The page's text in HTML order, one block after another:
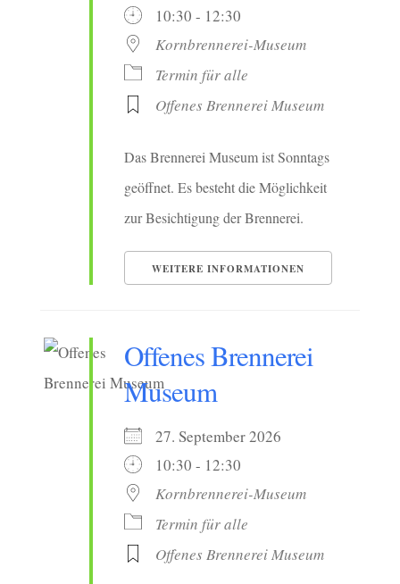
10:30 - 12:30
Kornbrennerei-Museum
Termin für alle
Offenes Brennerei Museum
Das Brennerei Museum ist Sonntags
geöffnet. Es besteht die Möglichkeit
zur Besichtigung der Brennerei.
WEITERE INFORMATIONEN
Offenes Brennerei
Museum
27. September 2026
10:30 - 12:30
Kornbrennerei-Museum
Termin für alle
Offenes Brennerei Museum